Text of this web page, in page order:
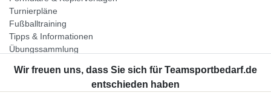
Turnierpläne
Fußballtraining
Tipps & Informationen
Übungssammlung
Unternehmen